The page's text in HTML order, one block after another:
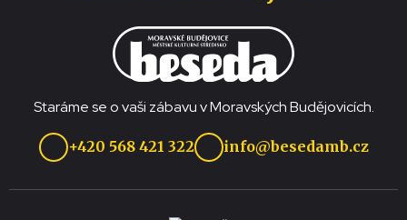
Staráme se o vaši zábavu v Moravských Budějovicích.
+420 568 421 322 info@besedamb.cz